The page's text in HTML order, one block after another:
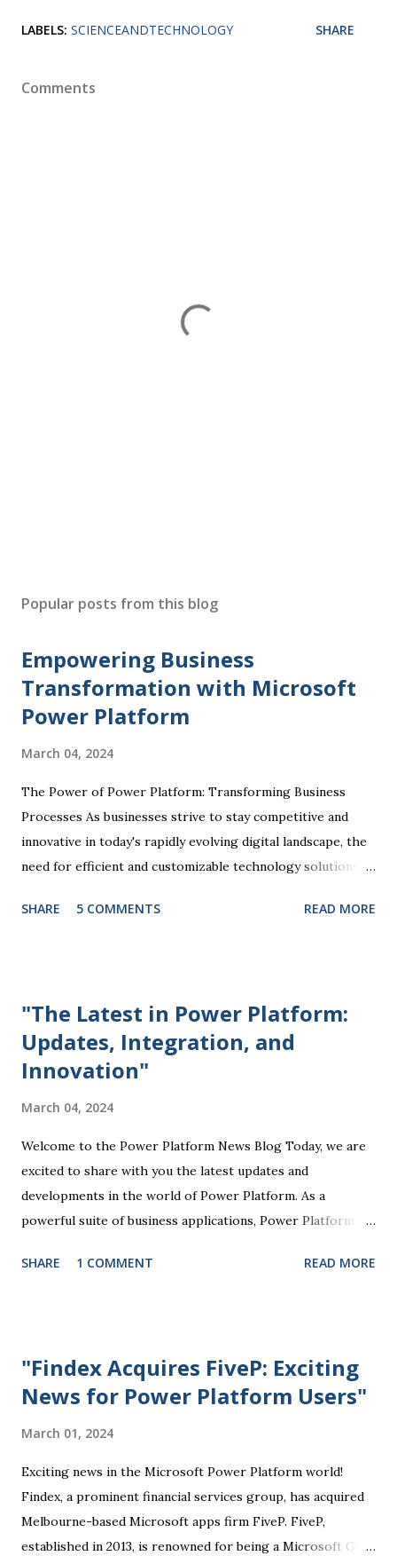
LABELS: SCIENCEANDTECHNOLOGY SHARE
Comments
Popular posts from this blog
Empowering Business
Transformation with Microsoft
Power Platform
March 04, 2024
The Power of Power Platform: Transforming Business
Processes As businesses strive to stay competitive and
innovative in today's rapidly evolving digital landscape, the
need for efficient and customizable technology solutions
Microsoft Power Platform comes into play, offering a
components: Power BI, Power Apps, Power Automate, and
Power Virtual Agents. Each of these tools plays a unique
role in empowering users to create custom solutions
example, allows users to visualize and analyze data through
interactive dashboards and reports, providing valuable
insights that drive informed decision-making. Power Apps
enables the creation of customized mobile and web
applications without...
SHARE 5 COMMENTS READ MORE
"The Latest in Power Platform:
Updates, Integration, and
Innovation"
March 04, 2024
Welcome to the Power Platform News Blog Today, we are
excited to share with you the latest updates and
developments in the world of Power Platform. As a
powerful suite of business applications, Power Platform
custom solutions, and more, all without the need for
users to seamlessly access Power Platform tools directly
within Teams, making it easier to collaborate, track
Additionally, the Power Apps component of the Power
Platform has seen significant improvements in usability and
functionality. With a wide range of templates and
connectors available, users can quickly build custom apps to
suit their specific business needs. Furthermore, Power BI,
SHARE 1 COMMENT READ MORE
"Findex Acquires FiveP: Exciting
News for Power Platform Users"
March 01, 2024
Exciting news in the Microsoft Power Platform world!
Findex, a prominent financial services group, has acquired
Melbourne-based Microsoft apps firm FiveP. FiveP,
established in 2013, is renowned for being a Microsoft Gold